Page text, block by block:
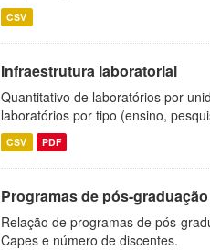
CSV
Infraestrutura laboratorial
Quantitativo de laboratórios por
laboratórios por tipo (ensino,
CSV PDF
Programas de pós-graduação
Relação de programas de pós-
Capes e número de discentes.